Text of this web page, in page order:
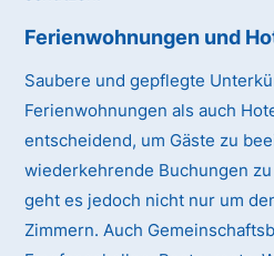
Ferienwohnungen und
Saubere und gepflegte
Ferienwohnungen als auch
entscheidend, um Gäste zu
wiederkehrende Buchungen
geht es jedoch nicht nur um
Zimmern. Auch